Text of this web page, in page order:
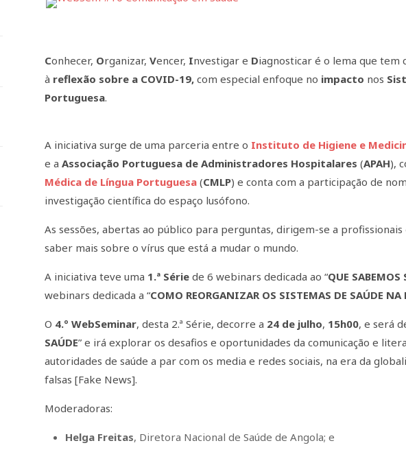
Conhecer, Organizar,Vencer, Investigar e Diagnosticar é o lema que
à reflexão sobre a COVID-19, com especial enfoque no impacto nos
Portuguesa.
A iniciativa surge de uma parceria entre o Instituto de Higiene e
e aAssociação Portuguesa de Administradores Hospitalares(APAH),
Médica de Língua Portuguesa (CMLP) e conta com a participação de
investigação científica do espaço lusófono.
As sessões, abertas ao público para perguntas, dirigem-se a
saber mais sobre o vírus que está a mudar o mundo.
A iniciativa teve uma 1.ª Sériede 6 webinars dedicada ao “QUE
webinars dedicada a “COMO REORGANIZAR OS SISTEMAS DE SAÚDE
O 4.º WebSeminar, desta 2.ª Série, decorre a 24 de julho, 15h00, e será
SAÚDE” e irá explorar os desafios e oportunidades da comunicação e
autoridades de saúde a par com os media e redes sociais, na era da
falsas [Fake News].
Moderadoras:
Helga Freitas, Diretora Nacional de Saúde de Angola; e